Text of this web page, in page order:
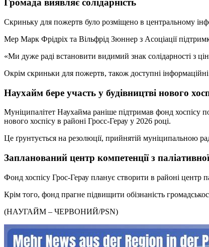
Громада виявляє солідарність
Скриньку для пожертв було розміщено в центральному
Мер Марк Фрідріх та Вільфрід Зюннер з Асоціації
«Ми дуже раді встановити видимий знак солідарності з
Окрім скриньки для пожертв, також доступні
Наухайм бере участь у будівництві нового
Муніципалітет Наухайма раніше підтримав фонд хоспісу
нового хоспісу в районі Гросс-Герау у 2026 році.
Це ґрунтується на резолюції, прийнятій муніципальною
Запланований центр компетенції з
Фонд хоспісу Грос-Герау планує створити в районі центр
Крім того, фонд прагне підвищити обізнаність
(НАУГАЙМ – ЧЕРВОНИЙ/PSN)